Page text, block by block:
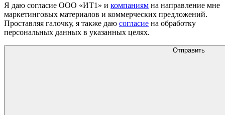
Я даю согласие ООО «ИТ1» и компаниям на направление мне
маркетинговых материалов и коммерческих предложений.
Проставляя галочку, я также даю согласие на обработку
персональных данных в указанных целях.
Отправить